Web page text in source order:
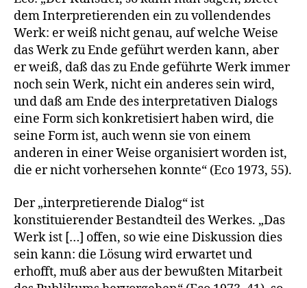
dem Interpretierenden ein zu vollendendes
Werk: er weiß nicht genau, auf welche Weise
das Werk zu Ende geführt werden kann, aber
er weiß, daß das zu Ende geführte Werk immer
noch sein Werk, nicht ein anderes sein wird,
und daß am Ende des interpretativen Dialogs
eine Form sich konkretisiert haben wird, die
seine Form ist, auch wenn sie von einem
anderen in einer Weise organisiert worden ist,
die er nicht vorhersehen konnte“ (Eco 1973, 55).
Der „interpretierende Dialog“ ist
konstituierender Bestandteil des Werkes. „Das
Werk ist […] offen, so wie eine Diskussion dies
sein kann: die Lösung wird erwartet und
erhofft, muß aber aus der bewußten Mitarbeit